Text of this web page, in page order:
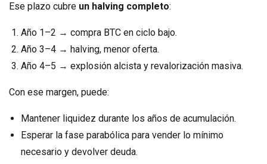
Ese plazo cubre un halving completo:
Año 1–2 → compra BTC en ciclo bajo.
Año 3–4 → halving, menor oferta.
Año 4–5 → explosión alcista y revalorización masiva.
Con ese margen, puede:
Mantener liquidez durante los años de acumulación.
Esperar la fase parabólica para vender lo mínimo
necesario y devolver deuda.